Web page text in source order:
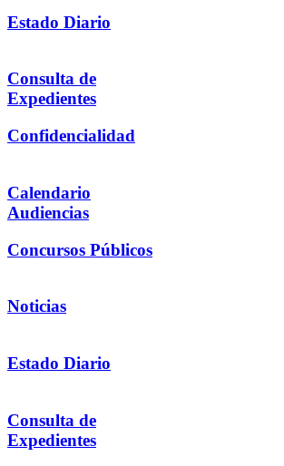
Estado Diario
Consulta de
Expedientes
Confidencialidad
Calendario
Audiencias
Concursos Públicos
Noticias
Estado Diario
Consulta de
Expedientes